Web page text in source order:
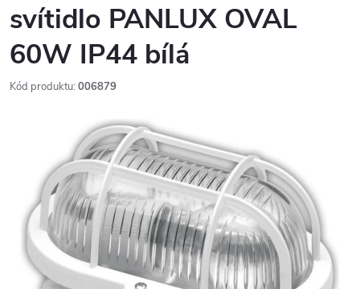
svítidlo PANLUX OVAL
60W IP44 bílá
Kód produktu: 006879